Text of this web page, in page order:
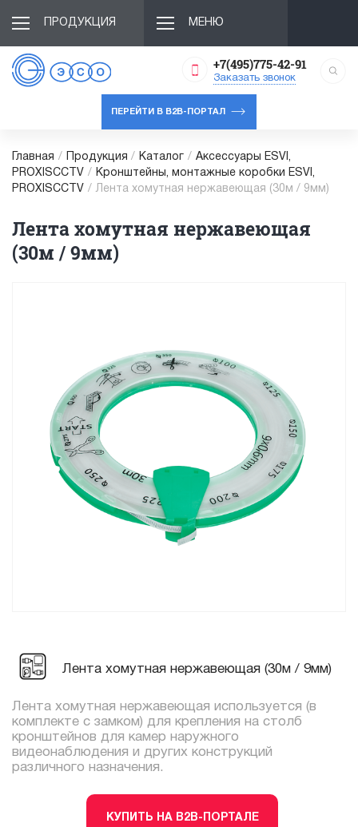
ПРОДУКЦИЯ МЕНЮ
+7(495)775-42-91
Заказать звонок
ПЕРЕЙТИ В B2B-ПОРТАЛ
Главная / Продукция / Каталог / Аксессуары ESVI,
PROXISCCTV /
Кронштейны, монтажные коробки ESVI,
PROXISCCTV / Лента хомутная нержавеющая (30м / 9мм)
Лента хомутная нержавеющая
(30м / 9мм)
Лента хомутная нержавеющая (30м / 9мм)
Лента хомутная нержавеющая используется (в
комплекте с замком) для крепления на столб
кронштейнов для камер наружного
видеонаблюдения и других конструкций
различного назначения.
КУПИТЬ НА B2B-ПОРТАЛЕ